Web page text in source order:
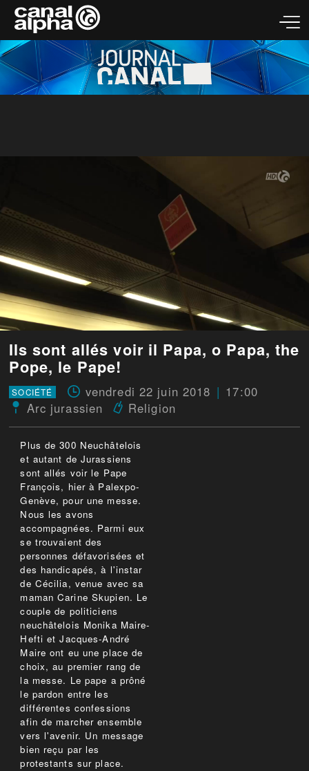
Ils sont allés voir il Papa, o Papa, the
Pope, le Pape!
SOCIÉTÉ vendredi 22 juin 2018
17:00
Arc jurassien
Religion
Plus de 300 Neuchâtelois
et autant de Jurassiens
sont allés voir le Pape
François, hier à Palexpo-
Genève, pour une messe.
Nous les avons
accompagnées. Parmi eux
se trouvaient des
personnes défavorisées et
des handicapés, à l'instar
de Cécilia, venue avec sa
maman Carine Skupien. Le
couple de politiciens
neuchâtelois Monika Maire-
Hefti et Jacques-André
Maire ont eu une place de
choix, au premier rang de
la messe. Le pape a prôné
le pardon entre les
différentes confessions
afin de marcher ensemble
vers l'avenir. Un message
bien reçu par les
protestants sur place.